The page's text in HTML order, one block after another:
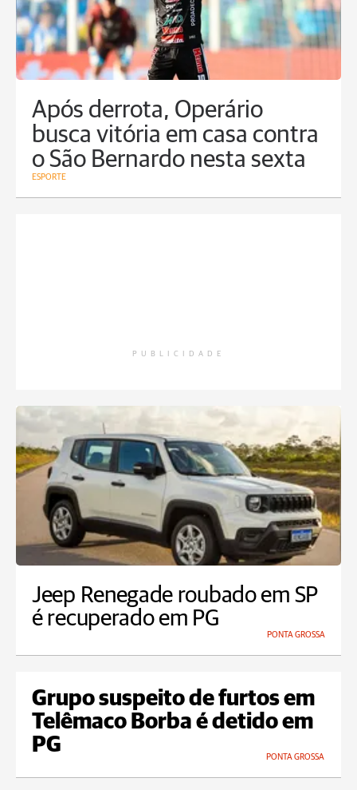
Após derrota, Operário
busca vitória em casa contra
o São Bernardo nesta sexta
ESPORTE
PUBLICIDADE
Jeep Renegade roubado em SP
é recuperado em PG
PONTA GROSSA
Grupo suspeito de furtos em
Telêmaco Borba é detido em
PG
PONTA GROSSA